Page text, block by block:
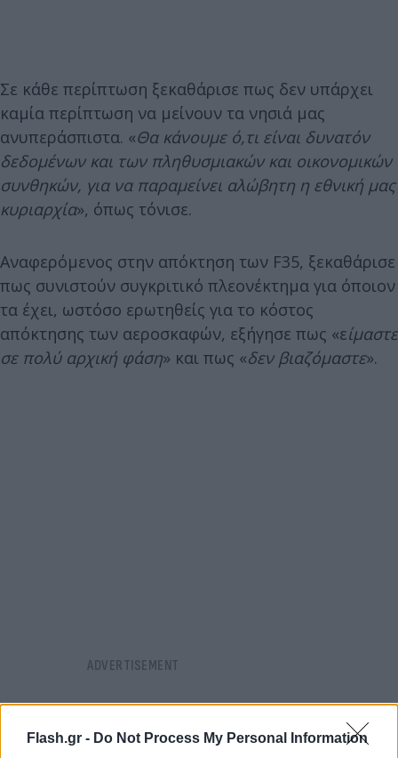
Flash.gr - Do Not Process My Personal Information
Σε κάθε περίπτωση ξεκαθάρισε πως δεν υπάρχει
καμία περίπτωση να μείνουν τα νησιά μας
ανυπεράσπιστα. «Θα κάνουμε ό,τι είναι δυνατόν
δεδομένων και των πληθυσμιακών και οικονομικών
συνθηκών, για να παραμείνει αλώβητη η εθνική μας
κυριαρχία», όπως τόνισε.
Αναφερόμενος στην απόκτηση των F35, ξεκαθάρισε
πως συνιστούν συγκριτικό πλεονέκτημα για όποιον
τα έχει, ωστόσο ερωτηθείς για το κόστος
απόκτησης των αεροσκαφών, εξήγησε πως «είμαστε
σε πολύ αρχική φάση» και πως «δεν βιαζόμαστε».